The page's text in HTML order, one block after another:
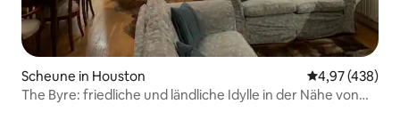
Scheune in Houston
4,97 (438)
The Byre: friedliche und ländliche Idylle in der Nähe von